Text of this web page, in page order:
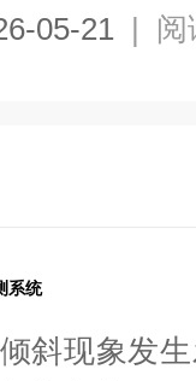
05-21 | 阅
系统
倾斜现象发